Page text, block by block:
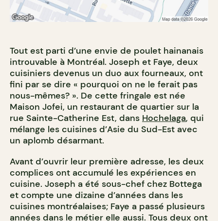
Tout est parti d’une envie de poulet hainanais
introuvable à Montréal. Joseph et Faye, deux
cuisiniers devenus un duo aux fourneaux, ont
fini par se dire « pourquoi on ne le ferait pas
nous-mêmes? ». De cette fringale est née
Maison Jofei, un restaurant de quartier sur la
rue Sainte-Catherine Est, dans Hochelaga, qui
mélange les cuisines d’Asie du Sud-Est avec
un aplomb désarmant.
Avant d’ouvrir leur première adresse, les deux
complices ont accumulé les expériences en
cuisine. Joseph a été sous-chef chez Bottega
et compte une dizaine d’années dans les
cuisines montréalaises; Faye a passé plusieurs
années dans le métier elle aussi. Tous deux ont